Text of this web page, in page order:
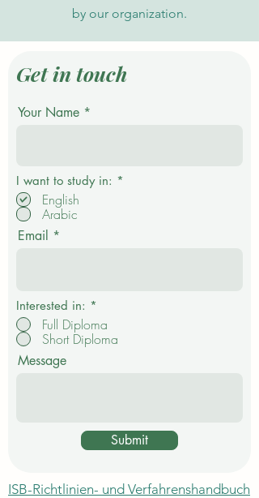
by our organization.
Get in touch
Your Name
I want to study in: *
English
Arabic
Email
Interested in: *
Full Diploma
Short Diploma
Message
Submit
ISB-Richtlinien- und Verfahrenshandbuch